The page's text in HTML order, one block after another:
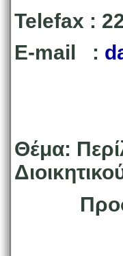
Telefax :
E-mail :
Θέμα: